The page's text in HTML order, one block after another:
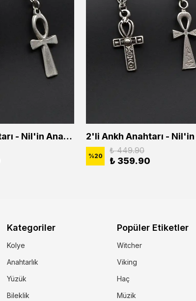
2'li Ankh Anahtarı - Nil'in Anahtarı - Kuru Kafa Erkek Kadın Kolye Seti
%20
₺ 449.90
₺ 359.90
Kategoriler
Kolye
Anahtarlık
Yüzük
Bileklik
Popüler Etiketler
Witcher
Viking
Haç
Müzik